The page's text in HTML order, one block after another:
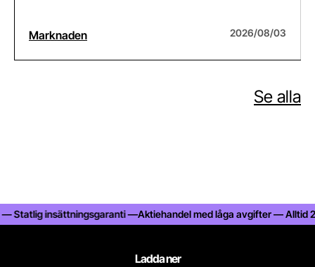
Marknaden 2026/08/03
Se alla
insättningsgaranti —Aktiehandel med låga avgifter — Alltid
Ladda ner